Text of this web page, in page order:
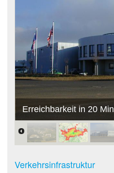
Erreichbarkeit in 20
Verkehrsinfrastruktur